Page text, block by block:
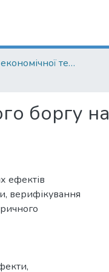
Кафедра економічної теорії
боргу на
ефектів
верифікування
,